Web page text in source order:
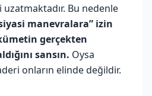
Bu nedenle
manevralara” izin
gerçekten
sansın. Oysa
onların elinde değildir.